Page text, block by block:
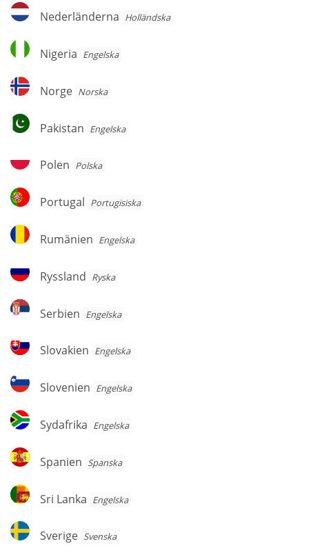
Nederländerna
Nederländerna Holländska
Nigeria
Nigeria Engelska
Norge
Norge Norska
Pakistan
Pakistan Engelska
Polen
Polen Polska
Portugal
Portugal Portugisiska
Rumänien
Rumänien Engelska
Ryssland
Ryssland Ryska
Serbien
Serbien Engelska
Slovakien
Slovakien Engelska
Slovenien
Slovenien Engelska
Sydafrika
Sydafrika Engelska
Spanien
Spanien Spanska
Sri
Lanka
Sri Lanka Engelska
Sverige
Sverige Svenska